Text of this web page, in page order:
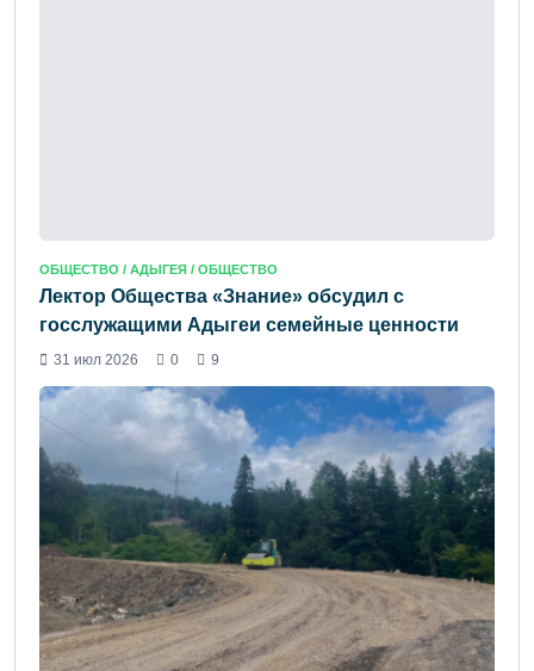
ОБЩЕСТВО / АДЫГЕЯ / ОБЩЕСТВО
Лектор Общества «Знание» обсудил с
госслужащими Адыгеи семейные ценности
31 июл 2026 0 9